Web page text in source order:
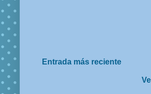
Entrada más reciente